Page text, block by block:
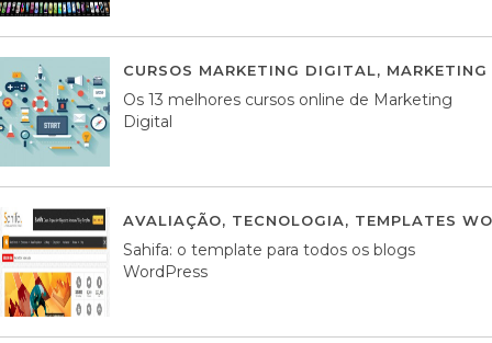
CURSOS MARKETING DIGITAL,
Os 13 melhores cursos online de Marketing
Digital
AVALIAÇÃO, TECNOLOGIA, TEMPLATES
Sahifa: o template para todos os blogs
WordPress